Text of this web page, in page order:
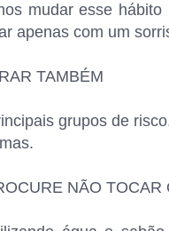
mudar esse
apenas com um
TAMBÉM
grupos de
NÃO TOCAR